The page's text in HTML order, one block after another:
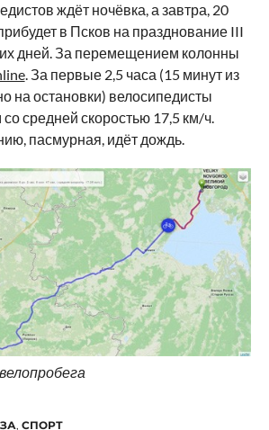
ждёт ночёвка, а завтра, 20
в Псков на празднование III
дней. За перемещением колонны
. За первые 2,5 часа (15 минут из
на остановки) велосипедисты
средней скоростью 17,5 км/ч.
пасмурная, идёт дождь.
, СПОРТ